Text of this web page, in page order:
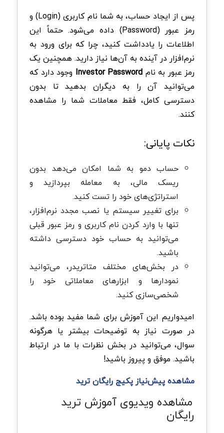
پس از ایجاد حساب، به شما نام کاربری (Login) و
رمز عبور (Password) داده می‌شود. حتماً این
اطلاعات را یادداشت کنید، چرا که برای ورود به
نرم‌افزار در آینده به آن‌ها نیاز دارید. همچنین یک
رمز عبور به نام Investor Password وجود دارد که
می‌توانید آن را به دیگران بدهید تا بدون
دسترسی کامل، فقط معاملات شما را مشاهده
کنند.
نکات پایانی:
حساب دمو به شما امکان می‌دهد بدون
ریسک مالی، به معامله بپردازید و
استراتژی‌های خود را تست کنید.
برای تغییر سیستم یا نصب مجدد نرم‌افزار،
تنها با وارد کردن نام کاربری و رمز عبور قبلی
می‌توانید به حساب خود دسترسی داشته
باشید.
در بخش‌های مختلف متاتریدر، می‌توانید
نمودارها و ابزارهای معاملاتی خود را
شخصی‌سازی کنید.
امیدواریم این آموزش برای شما مفید بوده باشد.
در صورت نیاز به توضیحات بیشتر یا هرگونه
سوال، می‌توانید در بخش نظرات با ما در ارتباط
باشید. موفق و پیروز باشید!
مشاهده پیش‌نیاز پکیج رایگان ترید
مشاهده ویديوی آموزش ترید
رایگان